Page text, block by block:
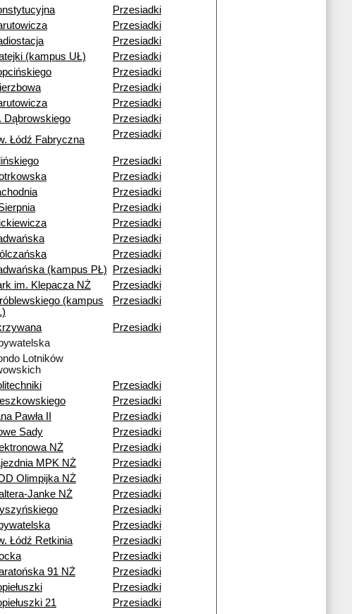
Przesiadki
Przesiadki
Przesiadki
(kampus UŁ)
Przesiadki
Przesiadki
Przesiadki
Przesiadki
Dąbrowskiego
Przesiadki
Łódź Fabryczna Przesiadki
Przesiadki
Przesiadki
Przesiadki
Przesiadki
Przesiadki
Przesiadki
Przesiadki
(kampus PŁ)
Przesiadki
im. Klepacza NŻ
Przesiadki
(kampus
Przesiadki
Przesiadki
Lotników
Przesiadki
Przesiadki
Pawła II
Przesiadki
Sady
Przesiadki
NŻ
Przesiadki
MPK NŻ
Przesiadki
Olimpijka NŻ
Przesiadki
Janke NŻ
Przesiadki
Przesiadki
Przesiadki
Łódź Retkinia
Przesiadki
Przesiadki
91 NŻ
Przesiadki
Przesiadki
21
Przesiadki